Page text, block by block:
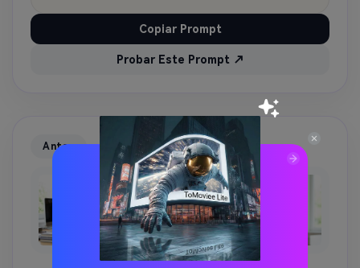
Copiar Prompt
Probar Este Prompt ↗
Antes Después